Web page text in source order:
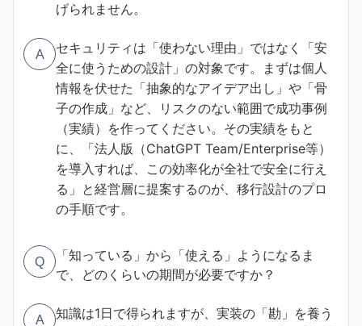
げられません。
A
セキュリティは「使わない理由」ではなく「安
全に使うための設計」の対象です。まずは個人
情報を伏せた「抽象的なアイデア出し」や「骨
子の作成」など、リスクのない範囲で成功事例
（実績）を作ってください。その実績をもと
に、「法人版（ChatGPT Team/Enterprise等）
を導入すれば、この効率化が全社で安全に行え
る」と経営層に提案するのが、移行設計のプロ
の手順です。
Q
「知っている」から「使える」ようになるま
で、どのくらいの期間が必要ですか？
A
知識は1日で得られますが、実装の「勘」を養う